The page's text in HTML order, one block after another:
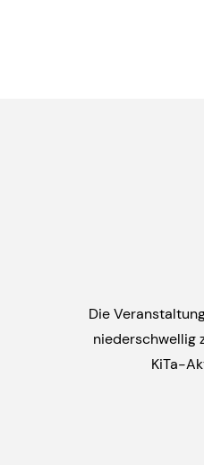
Die
niederschwellig
KiTa-